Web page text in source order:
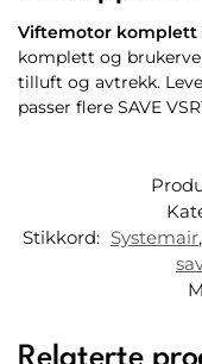
Viftemotor komplett
komplett og
tilluft og avtrekk.
passer flere SAVE
Stikkord: Systemair,